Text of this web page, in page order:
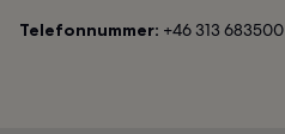
Telefonnummer: +46 313 683500